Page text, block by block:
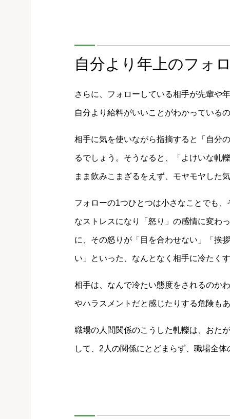
自分より年上のフォ
さらに、フォローしている相手が先輩や
自分より給料がいいことがわかっている
相手に気を使いながら指摘すると「自分
るでしょう。そうなると、「よけいな軋
まま飲みこまざるをえず、モヤモヤした
フォローの1つひとつは小さなことでも
なストレスになり「怒り」の感情に変わ
に、その怒りが「目を合わせない」「挨
い」といった、なんとなく相手に冷たく
相手は、なんで冷たい態度をされるのか
やハラスメントだと感じたりする危険も
職場の人間関係のこうした軋轢は、おた
して、2人の関係にとどまらず、職場全